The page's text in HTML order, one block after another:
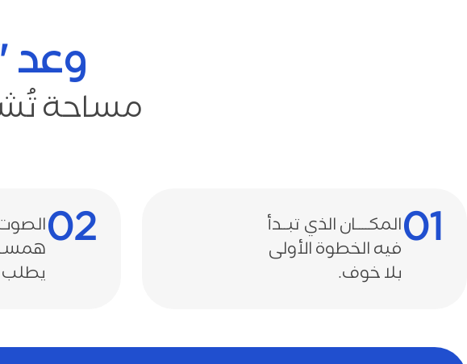
وعد
مساحة
02
يطلب
01 المكــــان الذي تبــدأ
فيه الخطوة الأولى
بلا خوف.